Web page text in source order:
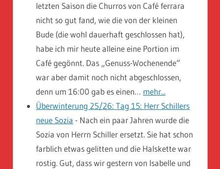
letzten Saison die Churros von Café ferrara
nicht so gut fand, wie die von der kleinen
Bude (die wohl dauerhaft geschlossen hat),
habe ich mir heute alleine eine Portion im
Café gegönnt. Das „Genuss-Wochenende“
war aber damit noch nicht abgeschlossen,
denn um 16:00 gab es einen… mehr...
Überwinterung 25/26: Tag 15: Herr Schillers
neue Sozia - Nach ein paar Jahren wurde die
Sozia von Herrn Schiller ersetzt. Sie hat schon
farblich etwas gelitten und die Halskette war
rostig. Gut, dass wir gestern von Isabelle und